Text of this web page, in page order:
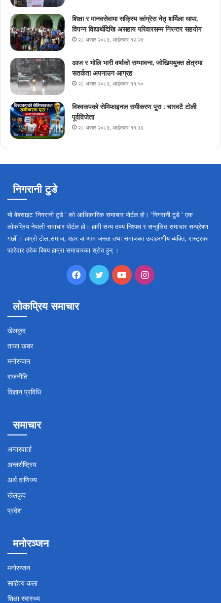
शिक्षा र मानवसेवामा सक्रिय कांग्रेस नेतृ शर्मिला थापा,
विपन्न विद्यार्थीदेखि असहाय परिवारसम्म निरन्तर सहयोग
२८ असार २०८३, आईतवार १२:२४
आज र भोलि भारी वर्षाको सम्भावना, जोखिमयुक्त क्षेत्रमा
सतर्कता अपनाउन आग्रह
२८ असार २०८३, आईतवार ११:५०
विश्वकपको सेमिफाइनल समीकरण पूरा : चारवटै टोली
पूर्वविजेता
२८ असार २०८३, आईतवार ११:३६
निगरानी टुडे
यो वेबसाइट ‘निगरानी टुडे ‘ को आधिकारिक समाचार पोर्टल हो। ‘निगरानी टुडे ‘ एक
लोकप्रिय नेपाली समाचार पोर्टल हो। हामी सत्य तथ्य निश्पक्ष र सन्तुलित समाचार सम्प्रेषण
गर्छौँ । हाम्रो टोल,समाज, शहर वा आम जनता तथा समाजका उदाहरणीय ब्यक्ति, रास्ट्रका
पहरेदार हरेक बिषय हाम्रा समाचारका श्रोत हुन् ।
Facebook
TwitterYouTubeInstagram
लोकप्रिय समाचार
खेलकुद
ताजा खबर
मनोरन्जन
राजनीति
विज्ञान प्रविधि
समाचार
अन्तरवार्ता
अन्तर्राष्ट्रिय
अर्थ वाणिज्य
खेलकुद
प्रदेश
मनोरञ्जन
मनोरन्जन
साहित्य कला
शिक्षा स्वास्थ्य